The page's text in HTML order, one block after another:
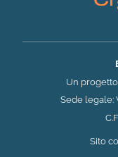
Un progetto
Sede legale:
Sito